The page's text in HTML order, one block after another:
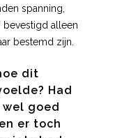
spanning,
bevestigd alleen
bestemd zijn.
dit
Had
goed
er toch